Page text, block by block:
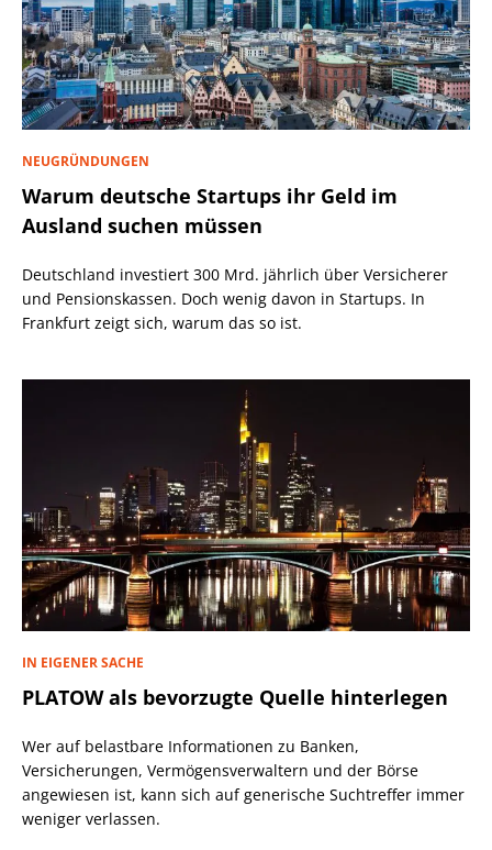
NEUGRÜNDUNGEN
Warum deutsche Startups ihr Geld im
Ausland suchen müssen
Deutschland investiert 300 Mrd. jährlich über Versicherer
und Pensionskassen. Doch wenig davon in Startups. In
Frankfurt zeigt sich, warum das so ist.
IN EIGENER SACHE
PLATOW als bevorzugte Quelle hinterlegen
Wer auf belastbare Informationen zu Banken,
Versicherungen, Vermögensverwaltern und der Börse
angewiesen ist, kann sich auf generische Suchtreffer immer
weniger verlassen.